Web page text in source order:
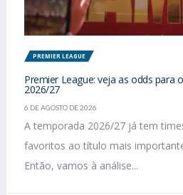
PREMIER LEAGUE
Premier League: veja as odds para
2026/27
6 DE AGOSTO DE 2026
A temporada 2026/27 já tem
favoritos ao título mais
Então, vamos à análise...